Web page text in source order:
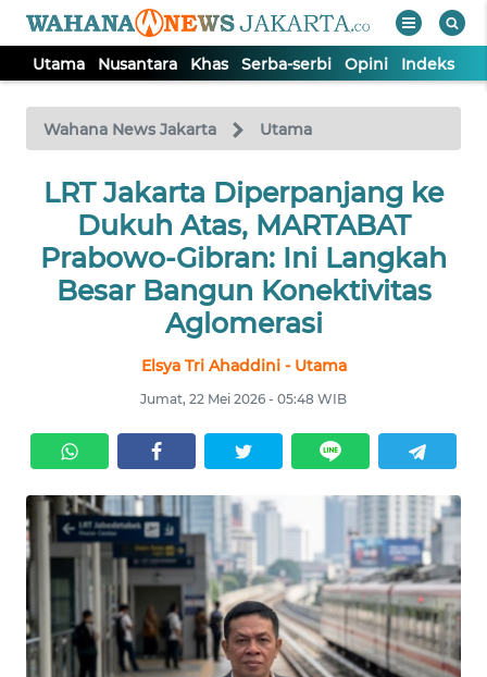
Utama Nusantara Khas Serba-serbi Opini Indeks
Wahana News Jakarta Utama
LRT Jakarta Diperpanjang ke
Dukuh Atas, MARTABAT
Prabowo-Gibran: Ini Langkah
Besar Bangun Konektivitas
Aglomerasi
Elsya Tri Ahaddini - Utama
Jumat, 22 Mei 2026 - 05:48 WIB
TV
Tutup
UTAMA
NUSANTARA
OPINI
Informasi
INDEKS
BERITA
KONTAK
KAMI